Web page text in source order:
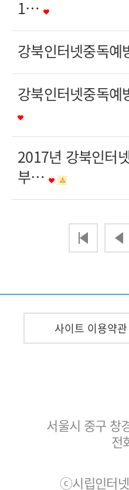
1…
강북인터넷중독
강북인터넷중독예
2017년 강북인터
부…
맨끝
사이트 이용약관
서울시 중구 창
전
ⓒ시립인터